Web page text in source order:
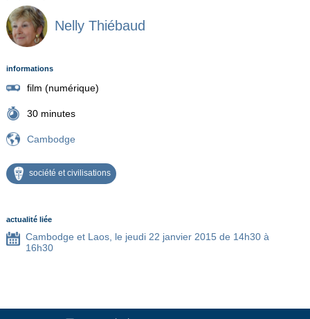
Nelly Thiébaud
informations
film (numérique)
30 minutes
Cambodge
société et civilisations
actualité liée
Cambodge et Laos, le jeudi 22 janvier 2015 de 14h30 à
16h30